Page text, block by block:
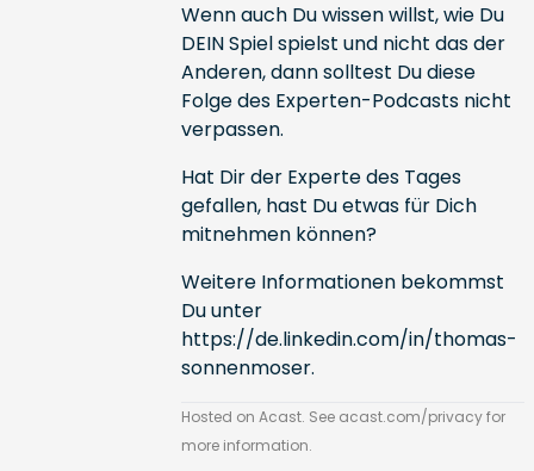
Wenn auch Du wissen willst, wie Du
DEIN Spiel spielst und nicht das der
Anderen, dann solltest Du diese
Folge des Experten-Podcasts nicht
verpassen.
Hat Dir der Experte des Tages
gefallen, hast Du etwas für Dich
mitnehmen können?
Weitere Informationen bekommst
Du unter
https://de.linkedin.com/in/thomas-
sonnenmoser.
Hosted on Acast. See acast.com/privacyfor
more information.